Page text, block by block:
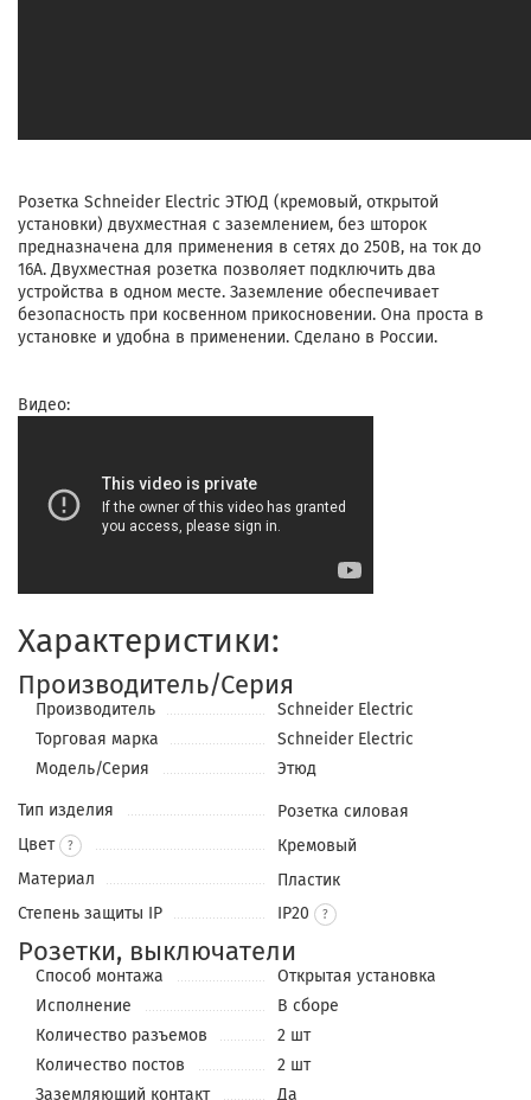
Розетка Schneider Electric ЭТЮД (кремовый, открытой
установки) двухместная с заземлением, без шторок
предназначена для применения в сетях до 250В, на ток до
16А. Двухместная розетка позволяет подключить два
устройства в одном месте. Заземление обеспечивает
безопасность при косвенном прикосновении. Она проста в
установке и удобна в применении. Сделано в России.
Видео:
Характеристики:
Производитель/Серия
Производитель
Schneider Electric
Торговая марка
Schneider Electric
Модель/Серия
Этюд
Тип изделия
Розетка силовая
Цвет
?
Кремовый
Материал
Пластик
Степень защиты IP
IP20
Розетки, выключатели
Способ монтажа
Открытая установка
Исполнение
В сборе
Количество разъемов
2 шт
Количество постов
2 шт
Заземляющий контакт
Да